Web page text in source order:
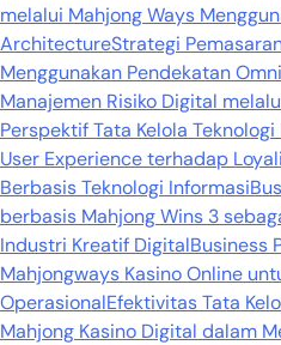
melalui Mahjong Ways
ArchitectureStrategi
Menggunakan Pendekatan
Manajemen Risiko Digital
Perspektif Tata Kelola
User Experience terhadap
Berbasis Teknologi Informasi
berbasis Mahjong Wins 3
Industri Kreatif DigitalBusiness
Mahjongways Kasino Online
OperasionalEfektivitas Tata
Mahjong Kasino Digital dalam